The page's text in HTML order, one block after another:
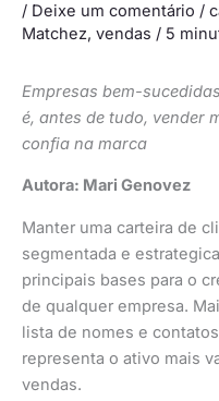
/ Deixe um comentário /
Matchez, vendas / 5
Empresas bem-
é, antes de tudo, vender
confia na marca
Autora: Mari Genovez
Manter uma carteira de
segmentada e
principais bases para o
de qualquer empresa.
lista de nomes e
representa o ativo mais
vendas.